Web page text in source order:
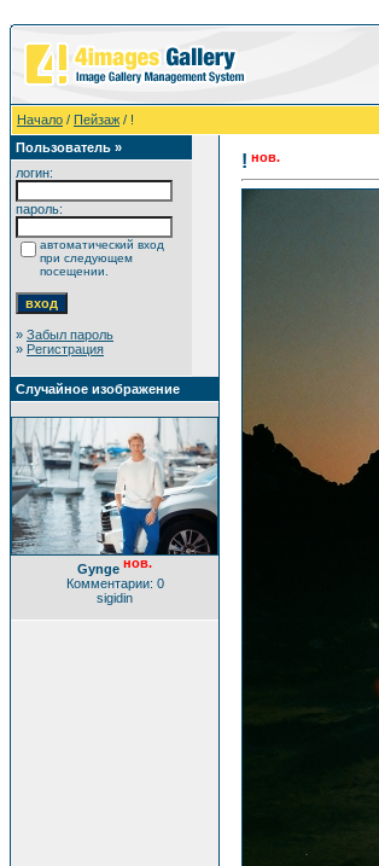
Начало / Пейзаж / !
Пользователь »
логин:
пароль:
автоматический вход
при следующем
посещении.
» Забыл пароль
» Регистрация
Случайное изображение
Gynge нов.
Комментарии: 0
sigidin
! нов.